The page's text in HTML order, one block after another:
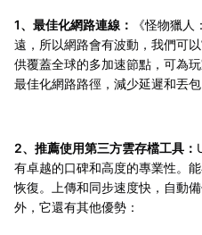
1、最佳化網路連線：
《怪物獵
遠，所以網路會有波動，我們可
供覆蓋全球的多加速節點，可為
最佳化網路路徑，減少延遲和丟
2、推薦使用第三方雲存檔工具：
有卓越的口碑和高度的專業性。
恢復。上傳和同步速度快，自動
外，它還有其他優勢：